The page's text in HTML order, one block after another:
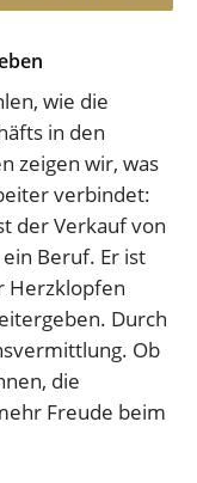
wie die
in den
zeigen wir, was
verbindet:
der Verkauf von
Beruf. Er ist
Herzklopfen
Durch
Ob
die
Freude beim